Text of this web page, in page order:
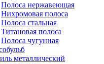
Полоса нержавеющая
Нихромовая полоса
Полоса стальная
Титановая полоса
Полоса чугунная
металлический